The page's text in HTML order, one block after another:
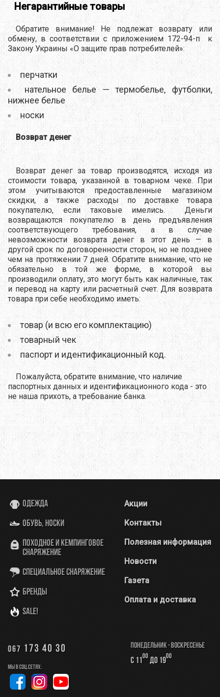
Негарантийные товары
Обратите внимание! Не подлежат возврату или
обмену, в соответствии с приложением 172-94-п к
Закону Украины «О защите прав потребителей»:
перчатки
нательное белье — термобелье, футболки,
нижнее белье
носки
Возврат денег
Возврат денег за товар производятся, исходя из
стоимости товара, указанной в товарном чеке. При
этом учитываются предоставленные магазином
скидки, а также расходы по доставке товара
покупателю, если таковые имелись. Деньги
возвращаются покупателю в день предъявления
соответствующего требования, а в случае
невозможности возврата денег в этот день — в
другой срок по договоренности сторон, но не позднее
чем на протяжении 7 дней. Обратите внимание, что не
обязательно в той же форме, в которой вы
производили оплату, это могут быть как наличные, так
и перевод на карту или расчетный счет. Для возврата
товара при себе необходимо иметь:
товар (и всю его комплектацию)
товарный чек
паспорт и идентификационный код.
Пожалуйста, обратите внимание, что наличие
паспортных данных и идентификационного кода - это
не наша прихоть, а требование банка.
Одежда
Обувь, носки
Походное и кемпинговое
снаряжение
Специальное снаряжение
Бренды
SALE!
Акции
Контакты
Полезная информация
Новости
Газета
Оплата и доставка
067 173 40 30
Мы в соц.сетях:
Понедельник - Воскресенье
с 1100 до 1900